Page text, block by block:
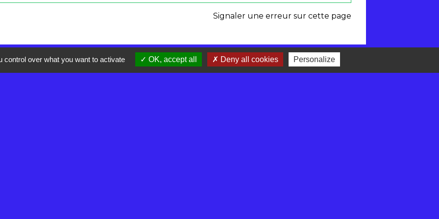
Signaler une erreur sur cette page
over what you want to activate OK, accept all Deny all cookies Personalize